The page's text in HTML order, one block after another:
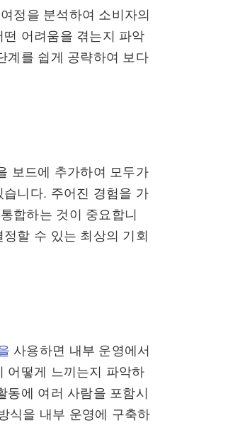
정을 분석하여 소비자의
어려움을 겪는지 파악
계를 쉽게 공략하여 보다
보드에 추가하여 모두가
니다. 주어진 경험을 가
합하는 것이 중요합니
할 수 있는 최상의 기회
사용하면 내부 운영에서
어떻게 느끼는지 파악하
동에 여러 사람을 포함시
식을 내부 운영에 구축하